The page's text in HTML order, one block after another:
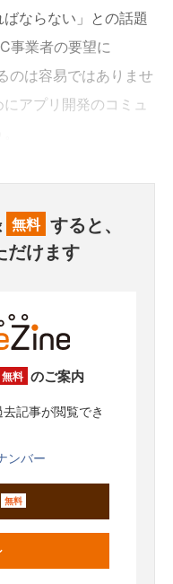
ならない」との話題
事業者の要望に
のは容易ではありませ
アプリ開発のコミュ
無料 すると、
だけます
無料 のご案内
記事が閲覧でき
ンバー
無料